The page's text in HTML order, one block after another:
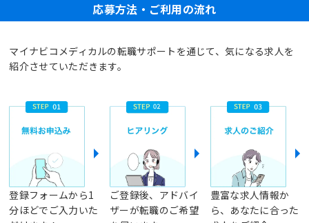
応募方法・ご利用の流れ
マイナビコメディカルの転職サポートを通じて、気になる求人を
紹介させていただきます。
登録フォームから1
分ほどでご入力いた
ご登録後、アドバイ
ザーが転職のご希望
豊富な求人情報か
ら、あなたに合った